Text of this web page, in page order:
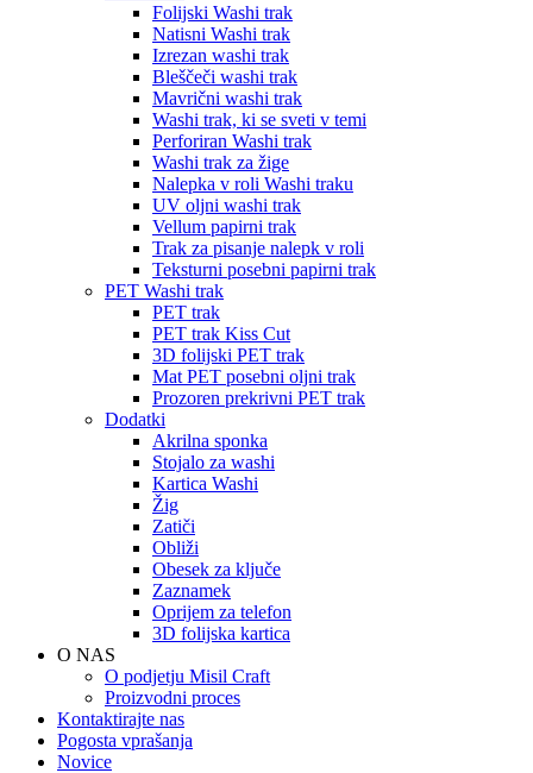
Folijski Washi trak
Natisni Washi trak
Izrezan washi trak
Bleščeči washi trak
Mavrični washi trak
Washi trak, ki se sveti v temi
Perforiran Washi trak
Washi trak za žige
Nalepka v roli Washi traku
UV oljni washi trak
Vellum papirni trak
Trak za pisanje nalepk v roli
Teksturni posebni papirni trak
PET Washi trak
PET trak
PET trak Kiss Cut
3D folijski PET trak
Mat PET posebni oljni trak
Prozoren prekrivni PET trak
Dodatki
Akrilna sponka
Stojalo za washi
Kartica Washi
Žig
Zatiči
Obliži
Obesek za ključe
Zaznamek
Oprijem za telefon
3D folijska kartica
O NAS
O podjetju Misil Craft
Proizvodni proces
Kontaktirajte nas
Pogosta vprašanja
Novice